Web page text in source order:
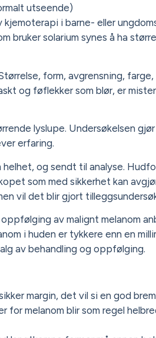
utseende)
i barne- eller
bruker solarium synes å ha
form, avgrensning,
og føflekker som blør, er
lyslupe. Undersøkelsen
erfaring.
og sendt til analyse.
som med sikkerhet kan
vil det blir gjort
av malignt melanom
i huden er tykkere enn en
av behandling og oppfølging.
margin, det vil si en god
melanom blir som regel